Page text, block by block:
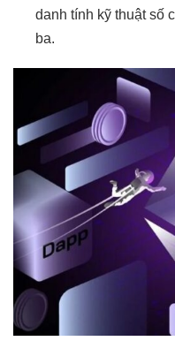
danh tính kỹ thuật số
ba.